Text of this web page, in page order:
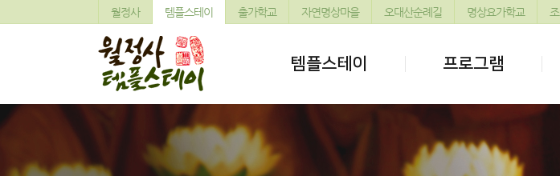
월정사 템플스테이 출가학교 자연명상마을 오대산순례길 명상요가학교
템플스테이 프로그램